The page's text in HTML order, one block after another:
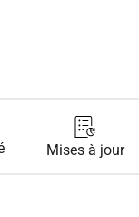
Mises à jour